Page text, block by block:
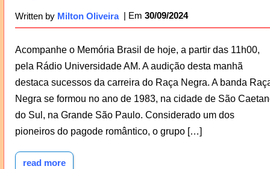
Written by Milton Oliveira 30/09/2024
Acompanhe o Memória Brasil de hoje, a partir das 11h00,
pela Rádio Universidade AM. A audição desta manhã
destaca sucessos da carreira do Raça Negra. A banda
Negra se formou no ano de 1983, na cidade de São
do Sul, na Grande São Paulo. Considerado um dos
pioneiros do pagode romântico, o grupo […]
read more